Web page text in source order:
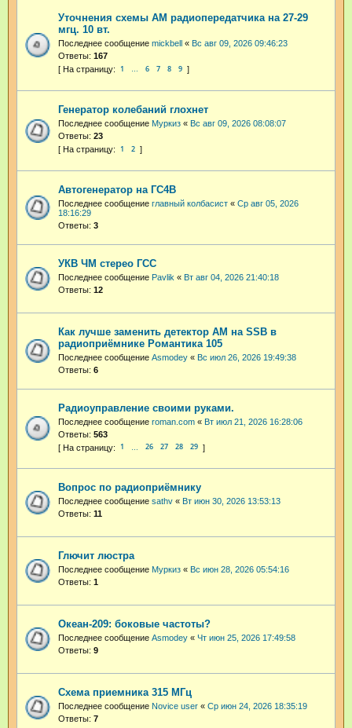
Уточнения схемы АМ радиопередатчика на 27-29
мгц. 10 вт.
Последнее сообщение mickbell « Вс авг 09, 2026 09:46:23
Ответы: 167
1 … 6 7 8 9
Генератор колебаний глохнет
Последнее сообщение Муркиз « Вс авг 09, 2026 08:08:07
Ответы: 23
1 2
Автогенератор на ГС4В
Последнее сообщение главный колбасист « Ср авг 05, 2026
18:16:29
Ответы: 3
УКВ ЧМ стерео ГСС
Последнее сообщение Pavlik « Вт авг 04, 2026 21:40:18
Ответы: 12
Как лучше заменить детектор АМ на SSB в
радиоприёмнике Романтика 105
Последнее сообщение Asmodey « Вс июл 26, 2026 19:49:38
Ответы: 6
Радиоуправление своими руками.
Последнее сообщение roman.com « Вт июл 21, 2026 16:28:06
Ответы: 563
1 26 27 28 29
Вопрос по радиоприёмнику
Последнее сообщение sathv « Вт июн 30, 2026 13:53:13
Ответы: 11
Глючит люстра
Последнее сообщение Муркиз « Вс июн 28, 2026 05:54:16
Ответы: 1
Океан-209: боковые частоты?
Последнее сообщение Asmodey « Чт июн 25, 2026 17:49:58
Ответы: 9
Схема приемника 315 МГц
Последнее сообщение Novice user « Ср июн 24, 2026 18:35:19
Ответы: 7